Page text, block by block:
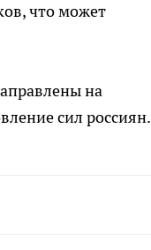
что может
на
сил россиян.